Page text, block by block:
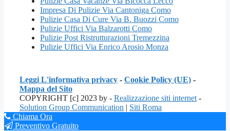
Impresa Di Pulizie Via Cantoniga Como
Pulizie Casa Di Cure Via B. Buozzi Como
Pulizie Uffici Via Balzarotti Como
Pulizie Post Ristrutturazioni Tremezzina
Pulizie Uffici Via Enrico Arosio Monza
Leggi L'informativa privacy - Cookie Policy (UE) -
Mappa del Sito
COPYRIGHT [c] 2023 by - Realizzazione siti internet -
Solution Group Communication | Siti Roma
Chiama Ora
Preventivo Gratuito